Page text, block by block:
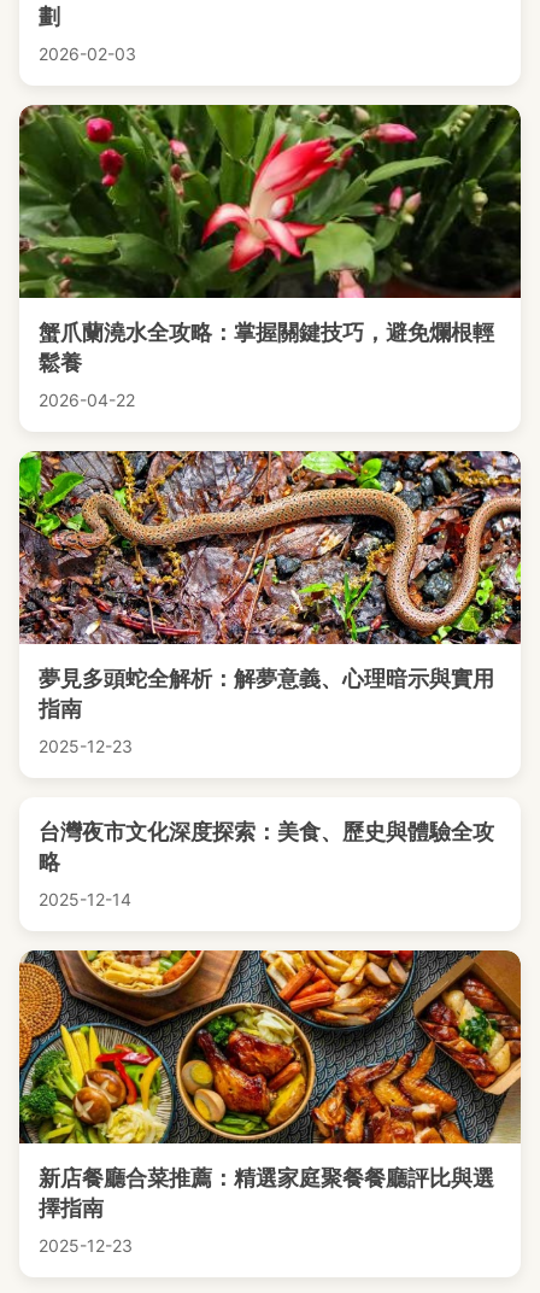
劃
2026-02-03
蟹爪蘭澆水全攻略：掌握關鍵技巧，避免爛根輕
鬆養
2026-04-22
夢見多頭蛇全解析：解夢意義、心理暗示與實用
指南
2025-12-23
台灣夜市文化深度探索：美食、歷史與體驗全攻
略
2025-12-14
新店餐廳合菜推薦：精選家庭聚餐餐廳評比與選
擇指南
2025-12-23